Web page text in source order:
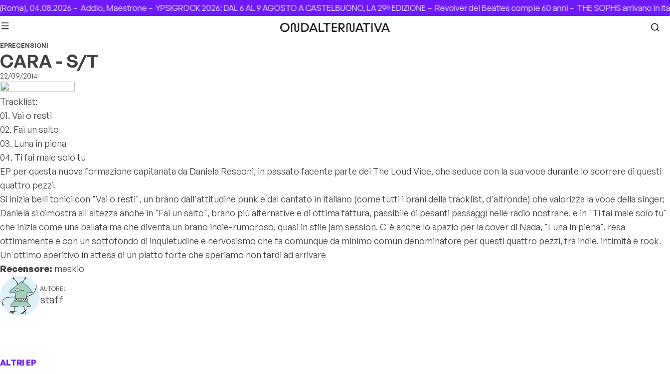
Skip to content
04.08.2026 –Addio, Maestrone –YPSIGROCK 2026: DAL 6 AL 9 AGOSTO A CASTELBUONO, LA 29ª EDIZIONE –Revolver dei Beatles compie 60 anni –THE SOPHS arrivano in
EPRECENSIONI
CARA - S/T
22/09/2014
Tracklist:
01. Vai o resti
02. Fai un salto
03. Luna in piena
04. Ti fai male solo tu
EP per questa nuova formazione capitanata da Daniela Resconi, in passato facente parte dei The Loud Vice, che seduce con la sua voce durante lo scorrere di questi
quattro pezzi.
Si inizia belli tonici con "Vai o resti", un brano dall'attitudine punk e dal cantato in italiano (come tutti i brani della tracklist, d'altronde) che valorizza la voce della singer;
Daniela si dimostra all'altezza anche in "Fai un salto", brano più alternative e di ottima fattura, passibile di pesanti passaggi nelle radio nostrane, e in "Ti fai male solo tu"
che inizia come una ballata ma che diventa un brano indie-rumoroso, quasi in stile jam session. C'è anche lo spazio per la cover di Nada, "Luna in piena", resa
ottimamente e con un sottofondo di inquietudine e nervosismo che fa comunque da minimo comun denominatore per questi quattro pezzi, fra indie, intimità e rock.
Un'ottimo aperitivo in attesa di un piatto forte che speriamo non tardi ad arrivare
Recensore: meskio
AUTORE:
staff
ALTRI EP